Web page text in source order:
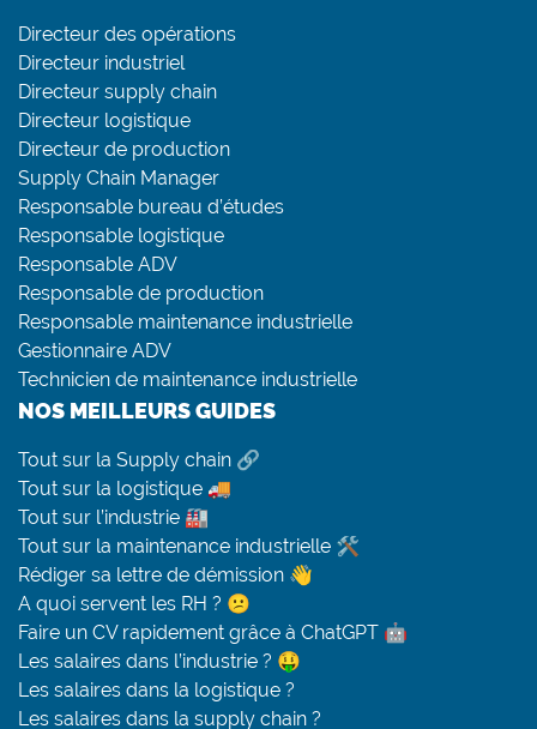
Directeur des opérations
Directeur industriel
Directeur supply chain
Directeur logistique
Directeur de production
Supply Chain Manager
Responsable bureau d’études
Responsable logistique
Responsable ADV
Responsable de production
Responsable maintenance industrielle
Gestionnaire ADV
Technicien de maintenance industrielle
NOS MEILLEURS GUIDES
Tout sur la Supply chain 🔗
Tout sur la logistique 🚚
Tout sur l’industrie 🏭
Tout sur la maintenance industrielle 🛠
Rédiger sa lettre de démission 👋
A quoi servent les RH ? 😕
Faire un CV rapidement grâce à ChatGPT 🤖
Les salaires dans l’industrie ? 🤑
Les salaires dans la logistique ?
Les salaires dans la supply chain ?